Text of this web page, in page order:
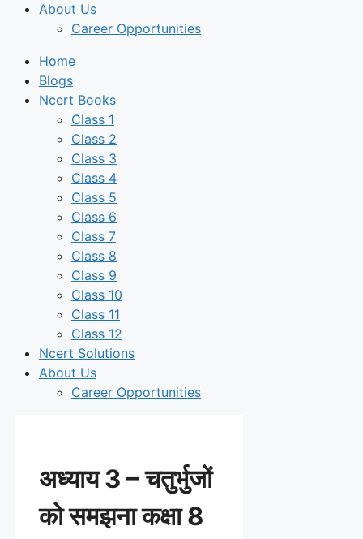
About Us
Career Opportunities
Home
Blogs
Ncert Books
Class 1
Class 2
Class 3
Class 4
Class 5
Class 6
Class 7
Class 8
Class 9
Class 10
Class 11
Class 12
Ncert Solutions
About Us
Career Opportunities
अध्याय 3 – चतुर्भुजों
को समझना कक्षा 8